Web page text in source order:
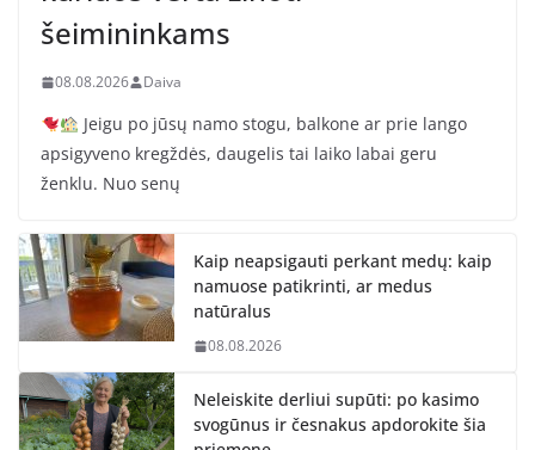
šeimininkams
08.08.2026 Daiva
Jeigu po jūsų namo stogu, balkone ar prie lango
apsigyveno kregždės, daugelis tai laiko labai geru
ženklu. Nuo senų
Kaip neapsigauti perkant medų: kaip
namuose patikrinti, ar medus
natūralus
08.08.2026
Neleiskite derliui supūti: po kasimo
svogūnus ir česnakus apdorokite šia